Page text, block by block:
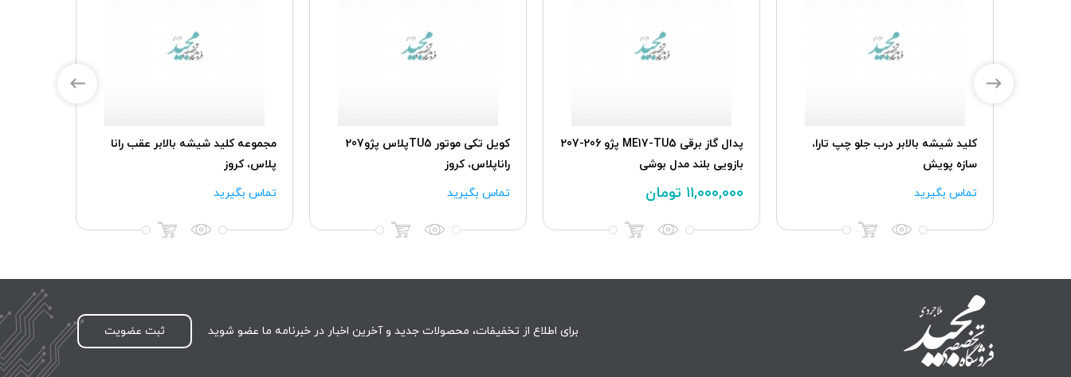
کلید شیشه بالابر درب جلو چپ تارا،
سازه پویش
تماس بگیرید
پدال گاز برقی ME17-TU5 پژو 206-207
بازویی بلند مدل بوشی
۱۱,۰۰۰,۰۰۰ تومان
کويل تکی موتور TU5پلاس پژو207
راناپلاس، کروز
تماس بگیرید
مجموعه کلید شیشه بالابر عقب رانا
پلاس، کروز
تماس بگیرید
برای اطلاع از تخفیفات، محصولات جدید و آخرین اخبار در خبرنامه ما عضو شوید ثبت عضویت